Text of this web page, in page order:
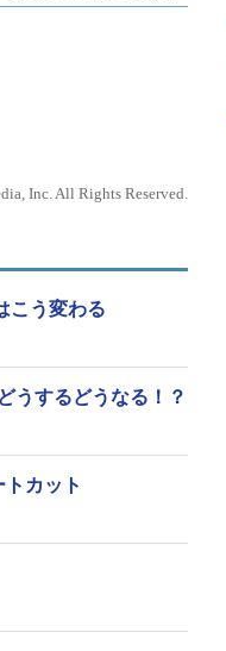
Inc. All Rights Reserved.
こう変わる
うするどうなる！？
トカット